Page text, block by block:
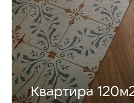
Квартира